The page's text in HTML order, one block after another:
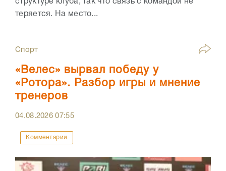
теряется. На место...
Спорт
«Велес» вырвал победу у
«Ротора». Разбор игры и мнение
тренеров
04.08.202607:55
Комментарии